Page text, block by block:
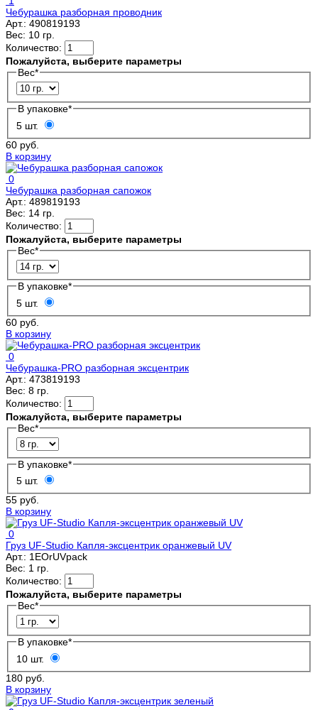
Чебурашка разборная проводник
Арт.: 490819193
Вес: 10 гр.
Количество:
Пожалуйста, выберите параметры
Вес*
В упаковке*
5 шт.
60 руб.
В корзину
0
Чебурашка разборная сапожок
Арт.: 489819193
Вес: 14 гр.
Количество:
Пожалуйста, выберите параметры
Вес*
В упаковке*
5 шт.
60 руб.
В корзину
0
Чебурашка-PRO разборная эксцентрик
Арт.: 473819193
Вес: 8 гр.
Количество:
Пожалуйста, выберите параметры
Вес*
В упаковке*
5 шт.
55 руб.
В корзину
0
Груз UF-Studio Капля-эксцентрик оранжевый UV
Арт.: 1EOrUVpack
Вес: 1 гр.
Количество:
Пожалуйста, выберите параметры
Вес*
В упаковке*
10 шт.
180 руб.
В корзину